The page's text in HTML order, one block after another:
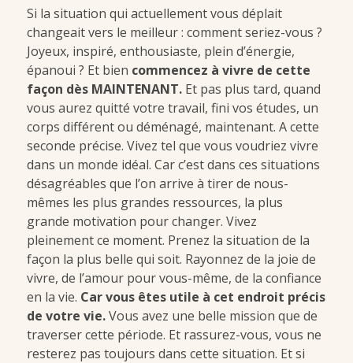
Si la situation qui actuellement vous déplait
changeait vers le meilleur : comment seriez-vous ?
Joyeux, inspiré, enthousiaste, plein d’énergie,
épanoui ? Et bien commencez à vivre de cette
façon dès MAINTENANT. Et pas plus tard, quand
vous aurez quitté votre travail, fini vos études, un
corps différent ou déménagé, maintenant. A cette
seconde précise. Vivez tel que vous voudriez vivre
dans un monde idéal. Car c’est dans ces situations
désagréables que l’on arrive à tirer de nous-
mêmes les plus grandes ressources, la plus
grande motivation pour changer. Vivez
pleinement ce moment. Prenez la situation de la
façon la plus belle qui soit. Rayonnez de la joie de
vivre, de l’amour pour vous-même, de la confiance
en la vie. Car vous êtes utile à cet endroit précis
de votre vie.Vous avez une belle mission que de
traverser cette période. Et rassurez-vous, vous ne
resterez pas toujours dans cette situation. Et si